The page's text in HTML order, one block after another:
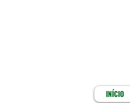
INÍCIO
INÍCIO